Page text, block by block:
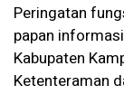
Peringatan
papan
Kabupaten
Ketenteraman